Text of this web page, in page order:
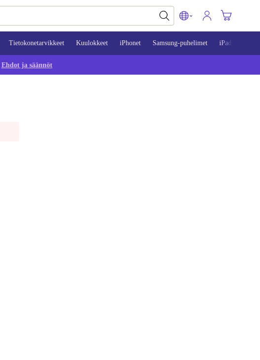
Tietokonetarvikkeet Kuulokkeet iPhonet Samsung-puhelimet iPadit
Ehdot ja säännöt